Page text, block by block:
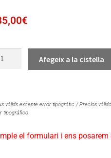
€
Afegeix a la cistella
vàlids excepte error tipogràfic / Precios
tipográfico
el formulari i ens